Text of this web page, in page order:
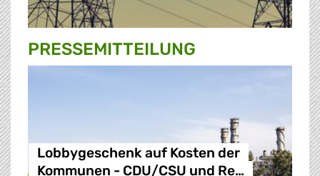
PRESSE­MITTEILUNG
Lobbygeschenk auf Kosten der
Kommunen - CDU/CSU und Re…